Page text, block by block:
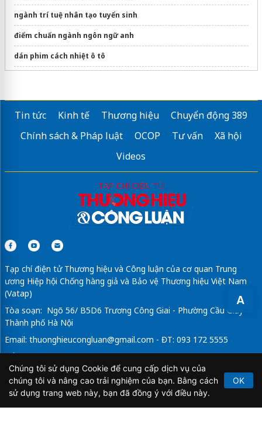
A
ngành trí tuệ nhân tạo tuyển sinh
điểm chuẩn ngành ngôn ngữ anh
dán phim cách nhiệt ô tô
ngành công nghệ ô tô ĐH Duy Tân
Visa du học Thụy Sĩ
du học Singapore
Tin tức Kinh tế Thương hiệu
Chuyển động 389
Chính sách & Pháp luật
OCOP Tư vấn
Xã hội
Videos
Tạp chí điện tử Thương hiệu và Công luận của cơ quan Trung
ương Hiệp hội Chống hàng giả và Bảo vệ Thương hiệu Việt Nam
(Vatap)
Tòa soạn: Ngõ 56/ B5D6 Trương Công Giai - Phường Cầu Giấy -
Thành phố Hà Nội
Email: thuonghieucongluan@gmail.com - ĐT: 093 172 5555
Tổng Biên Tập: Vũ Đức Thuận
Giấy phép hoạt động báo chí điện tử số 64/GP-BTTTT do Bộ
Thông tin và Truyền thông cấp ngày 21/2/2020.
Chúng tôi sử dụng Cookie để cung cấp dịch vụ của
chúng tôi và nâng cao trải nghiệm của bạn. Bằng cách
sử dụng trang web này, bạn đã đồng ý với điều này.
OK